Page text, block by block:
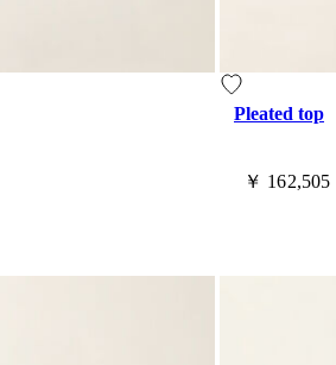
Pleated top
￥ 162,505